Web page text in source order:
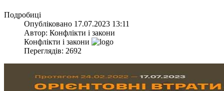
Подробиці
Опубліковано 17.07.2023 13:11
Автор: Конфлікти і закони
Конфлікти і закони
Переглядів: 2692